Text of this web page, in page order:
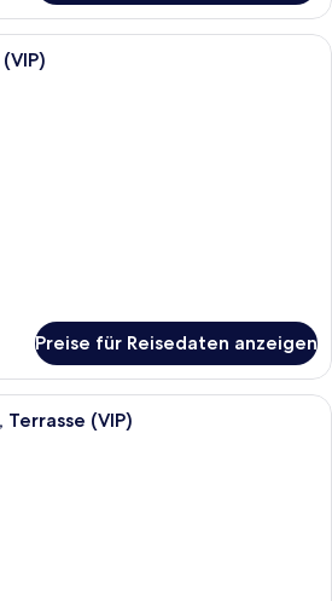
Ein modernes Wohnzimmer mit
Preise für Reisedaten anzeigen
Ein Stadtbild bei Sonnenuntergang
(VIP)